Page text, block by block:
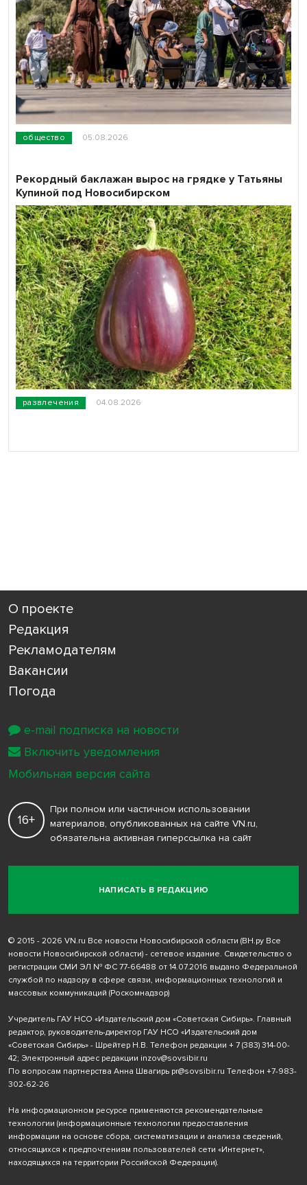
общество 05.08.2026
развлечения 04.08.2026
Рекордный баклажан вырос на грядке у Татьяны
Купиной под Новосибирском
О проекте
Редакция
Рекламодателям
Вакансии
Погода
НАПИСАТЬ В РЕДАКЦИЮ
16+
При полном или частичном использовании
материалов, опубликованных на сайте VN.ru,
обязательна активная гиперссылка на сайт
© 2015 - 2026 VN.ru Все новости Новосибирской области (ВН.ру Все
новости Новосибирской области) - сетевое издание. Свидетельство о
регистрации СМИ ЭЛ № ФС 77-66488 от 14.07.2016 выдано Федеральной
службой по надзору в сфере связи, информационных технологий и
массовых коммуникаций (Роскомнадзор)
Учредитель ГАУ НСО «Издательский дом «Советская Сибирь». Главный
редактор, руководитель-директор ГАУ НСО «Издательский дом
«Советская Сибирь» - Шрейтер Н.В. Телефон редакции + 7 (383) 314-00-
42; Электронный адрес редакции inzov@sovsibir.ru
По вопросам партнерства Анна Швагирь pr@sovsibir.ru Телефон +7-983-
302-62-26
На информационном ресурсе применяются рекомендательные
технологии (информационные технологии предоставления
информации на основе сбора, систематизации и анализа сведений,
относящихся к предпочтениям пользователей сети «Интернет»,
находящихся на территории Российской Федерации).
e-mail подписка на новости
Включить уведомления
Мобильная версия сайта